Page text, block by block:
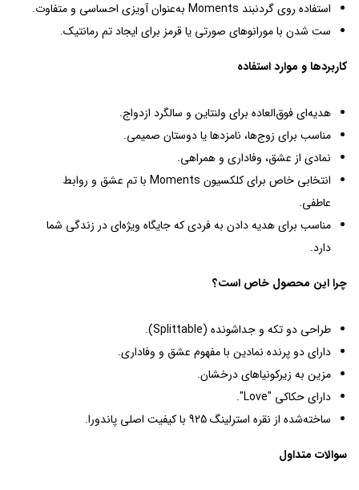
استفاده روی گردنبند Moments به‌عنوان آویزی احساسی و متفاوت.
ست شدن با مورانوهای صورتی یا قرمز برای ایجاد تم رمانتیک.
کاربردها و موارد استفاده
هدیه‌ای فوق‌العاده برای ولنتاین و سالگرد ازدواج.
مناسب برای زوج‌ها، نامزدها یا دوستان صمیمی.
نمادی از عشق، وفاداری و همراهی.
انتخابی خاص برای کلکسیون Moments با تم عشق و روابط
عاطفی.
مناسب برای هدیه دادن به فردی که جایگاه ویژه‌ای در زندگی شما
دارد.
چرا این محصول خاص است؟
طراحی دو تکه و جداشونده (Splittable).
دارای دو پرنده نمادین با مفهوم عشق و وفاداری.
مزین به زیرکونیاهای درخشان.
دارای حکاکی "Love".
ساخته‌شده از نقره استرلینگ 925 با کیفیت اصلی پاندورا.
سوالات متداول